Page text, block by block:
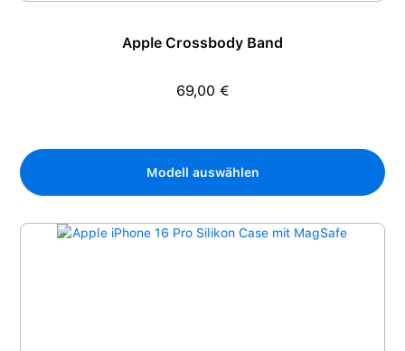
Apple Crossbody Band
Regulärer Preis:
69,00 €
Modell auswählen